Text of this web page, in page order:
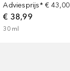
Adviesprijs* € 43,00
€ 38,99
30 ml